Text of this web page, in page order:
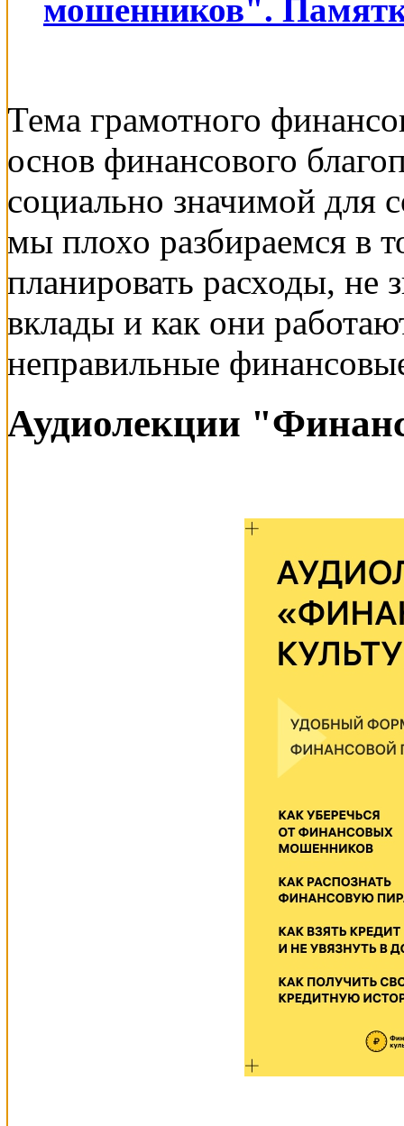
мошенников".
Тема грамотного
основ финансового
социально значимой для
мы плохо разбираемся в
планировать расходы, не
вклады и как они
неправильные
Аудиолекции